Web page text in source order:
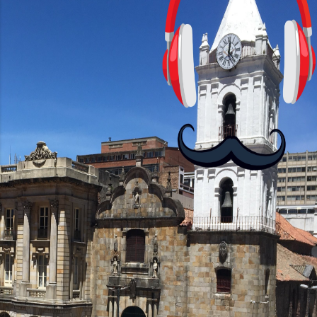
asegurando una experiencia visual
fluida. Procesador y Rendimiento
Equipados con el chipset MediaTek
Helio G85, el Moto G24 ofrece 4GB de
RAM, mientras que el Moto G24 Power
brinda opciones de 4GB o 6GB de RAM,
mejorando su capacidad...